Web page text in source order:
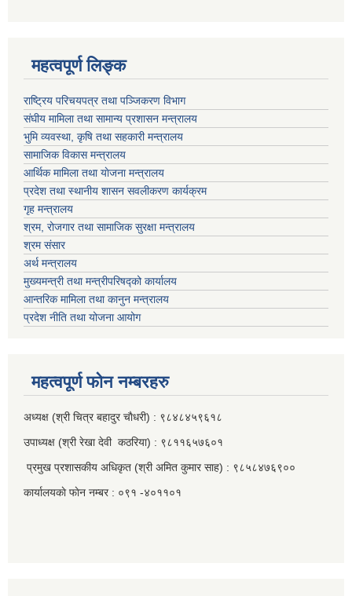
महत्वपूर्ण लि‍‍‍‍‍‌ङ्क
राष्ट्रिय परिचयपत्र तथा पञ्जिकरण विभाग
संघीय मामिला तथा सामान्य प्रशासन मन्त्रालय
भुमि व्यवस्था, कृषि तथा सहकारी मन्त्रालय
सामाजिक विकास मन्त्रालय
आर्थिक मामिला तथा याेजना मन्त्रालय
प्रदेश तथा स्थानीय शासन सवलीकरण कार्यक्रम
गृह मन्त्रालय
श्रम, रोजगार तथा सामाजिक सुरक्षा मन्त्रालय
श्रम संसार
अर्थ मन्त्रालय
मुख्यमन्त्री तथा मन्त्रीपरिषद्को कार्यालय
आन्तरिक मामिला तथा कानुन मन्त्रालय
प्रदेश नीति तथा योजना आयोग
महत्वपूर्ण फाेन नम्बरहरु
अध्यक्ष (श्री चित्र बहादुर चाैधरी) : ९८४८४५९६१८
उपाध्यक्ष (श्री रेखा देवी कठरिया) : ९८११६५७६०१
प्रमुख प्रशासकीय अधिकृत (श्री अमित कुमार साह) : ९८५८४७६९००
कार्यालयकाे फाेन नम्बर : ०९१ -४०११०१